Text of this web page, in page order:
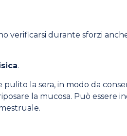
verificarsi durante sforzi
.
pulito la sera, in modo da
la mucosa. Può essere